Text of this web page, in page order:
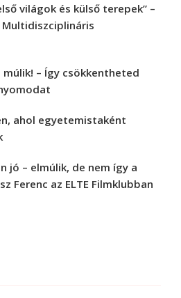
világok és külső terepek” –
Multidiszciplináris
– Így csökkentheted
ahol egyetemistaként
jó – elmúlik, de nem így a
Ferenc az ELTE Filmklubban